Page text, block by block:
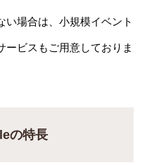
場合は、小規模イベント
ービスもご用意しておりま
の特長